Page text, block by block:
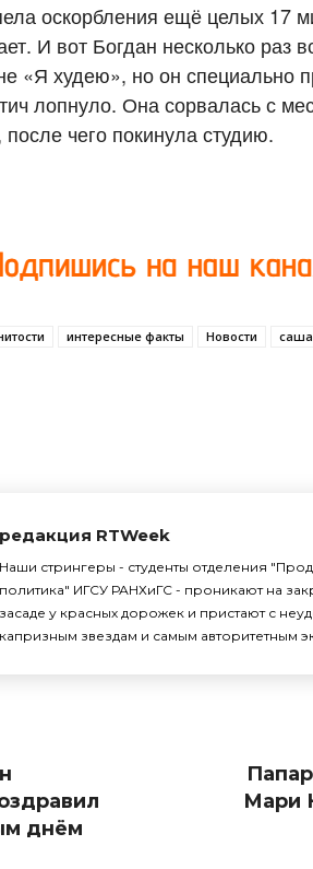
оскорбления ещё целых 17
И вот Богдан несколько раз
«Я худею», но он специально
лопнуло. Она сорвалась с
чего покинула студию.
интересные факты Новости саша
редакция RTWeek
Наши стрингеры - студенты отделения
политика" ИГСУ РАНХиГС - проникают на
засаде у красных дорожек и пристают с
капризным звездам и самым авторитетным
днём
Мари